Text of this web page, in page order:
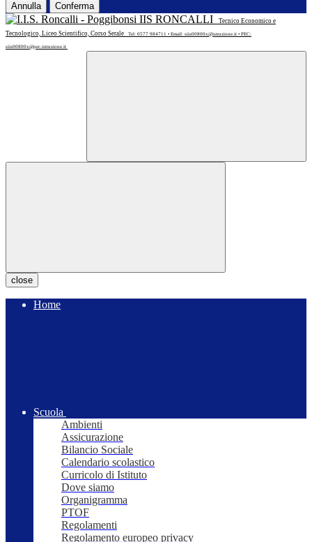
Annulla Conferma
IIS RONCALLI
Tecnico Economico e
Tecnologico, Liceo Scientifico, Corso Serale
Tel: 0577 984711 • Email: siis00800x@istruzione.it • PEC:
siis00800x@pec.istruzione.it
close
Home
Scuola
Ambienti
Assicurazione
Bilancio Sociale
Calendario scolastico
Curricolo di Istituto
Dove siamo
Organigramma
PTOF
Regolamenti
Regolamento europeo privacy